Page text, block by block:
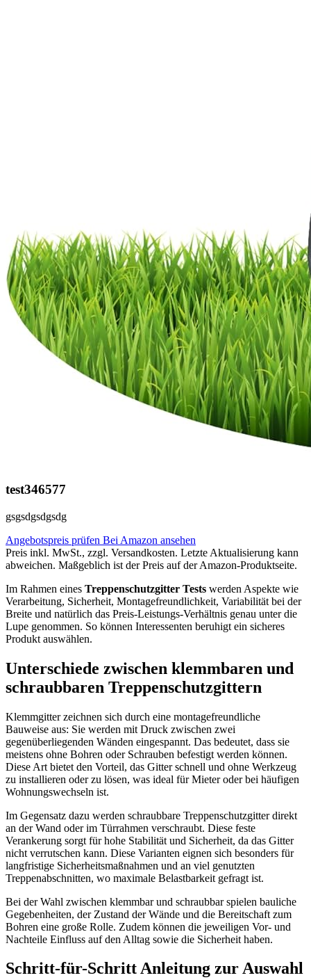
test346577
gsgsdgsdgsdg
Angebotspreis prüfen Bei Amazon ansehen
Preis inkl. MwSt., zzgl. Versandkosten. Letzte Aktualisierung kann
abweichen. Maßgeblich ist der Preis auf der Amazon-Produktseite.
Im Rahmen eines Treppenschutzgitter Tests werden Aspekte wie
Verarbeitung, Sicherheit, Montagefreundlichkeit, Variabilität bei der
Breite und natürlich das Preis-Leistungs-Verhältnis genau unter die
Lupe genommen. So können Interessenten beruhigt ein sicheres
Produkt auswählen.
Unterschiede zwischen klemmbaren und
schraubbaren Treppenschutzgittern
Klemmgitter zeichnen sich durch eine montagefreundliche
Bauweise aus: Sie werden mit Druck zwischen zwei
gegenüberliegenden Wänden eingespannt. Das bedeutet, dass sie
meistens ohne Bohren oder Schrauben befestigt werden können.
Diese Art bietet den Vorteil, das Gitter schnell und ohne Werkzeug
zu installieren oder zu lösen, was ideal für Mieter oder bei häufigen
Wohnungswechseln ist.
Im Gegensatz dazu werden schraubbare Treppenschutzgitter direkt
an der Wand oder im Türrahmen verschraubt. Diese feste
Verankerung sorgt für hohe Stabilität und Sicherheit, da das Gitter
nicht verrutschen kann. Diese Varianten eignen sich besonders für
langfristige Sicherheitsmaßnahmen und an viel genutzten
Treppenabschnitten, wo maximale Belastbarkeit gefragt ist.
Bei der Wahl zwischen klemmbar und schraubbar spielen bauliche
Gegebenheiten, der Zustand der Wände und die Bereitschaft zum
Bohren eine große Rolle. Zudem können die jeweiligen Vor- und
Nachteile Einfluss auf den Alltag sowie die Sicherheit haben.
Schritt-für-Schritt Anleitung zur Auswahl